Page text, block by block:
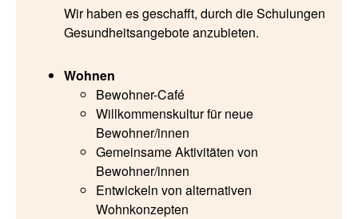
Wir haben es geschafft, durch die Schulungen
Gesundheitsangebote anzubieten.
Wohnen
Bewohner-Café
Willkommenskultur für neue
Bewohner/innen
Gemeinsame Aktivitäten von
Bewohner/innen
Entwickeln von alternativen
Wohnkonzepten